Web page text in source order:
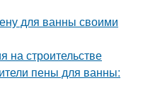
для ванны своими
на строительстве
пены для ванны: